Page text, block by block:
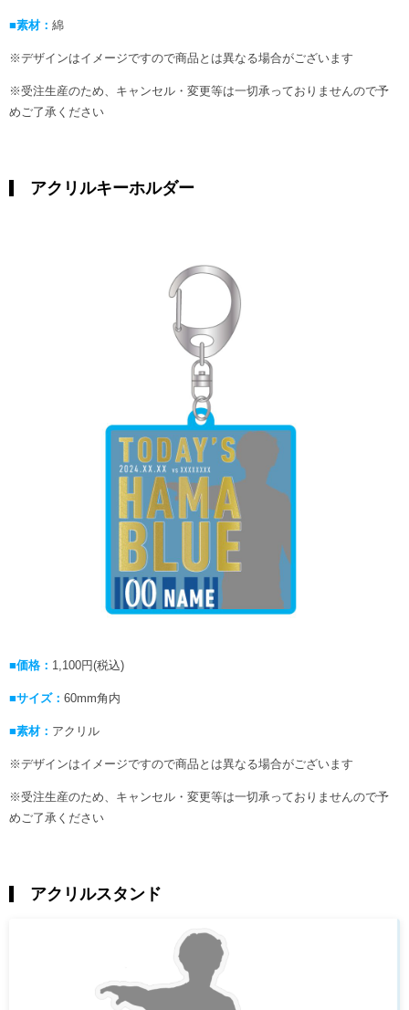
■素材： 綿
※デザインはイメージですので商品とは異なる場合がございます
※受注生産のため、キャンセル・変更等は一切承っておりませんので予
めご了承ください
アクリルキーホルダー
■価格： 1,100円(税込)
■サイズ： 60mm角内
■素材： アクリル
※デザインはイメージですので商品とは異なる場合がございます
※受注生産のため、キャンセル・変更等は一切承っておりませんので予
めご了承ください
アクリルスタンド